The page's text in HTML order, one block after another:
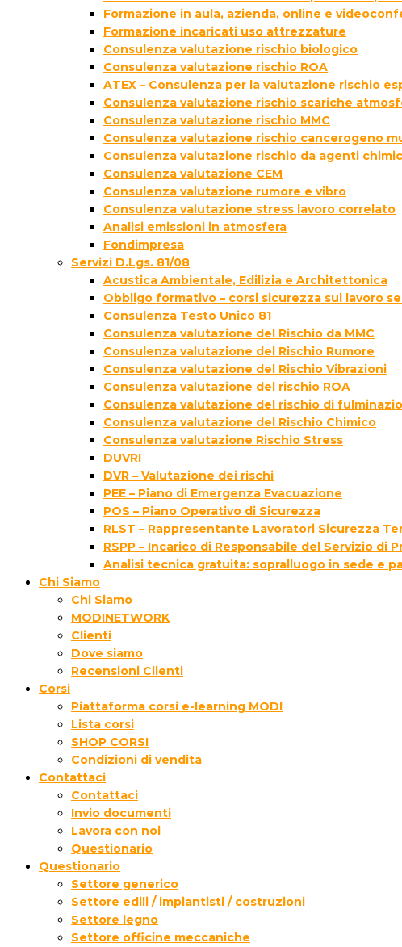
Formazione in aula, azienda, online e
Formazione incaricati uso attrezzature
Consulenza valutazione rischio biologico
Consulenza valutazione rischio ROA
ATEX – Consulenza per la valutazione rischio
Consulenza valutazione rischio scariche
Consulenza valutazione rischio MMC
Consulenza valutazione rischio cancerogeno
Consulenza valutazione rischio da agenti
Consulenza valutazione CEM
Consulenza valutazione rumore e vibro
Consulenza valutazione stress lavoro correlato
Analisi emissioni in atmosfera
Fondimpresa
Servizi D.Lgs. 81/08
Acustica Ambientale, Edilizia e Architettonica
Obbligo formativo – corsi sicurezza sul lavoro
Consulenza Testo Unico 81
Consulenza valutazione del Rischio da MMC
Consulenza valutazione del Rischio Rumore
Consulenza valutazione del Rischio Vibrazioni
Consulenza valutazione del rischio ROA
Consulenza valutazione del rischio di
Consulenza valutazione del Rischio Chimico
Consulenza valutazione Rischio Stress
DUVRI
DVR – Valutazione dei rischi
PEE – Piano di Emergenza Evacuazione
POS – Piano Operativo di Sicurezza
RLST – Rappresentante Lavoratori Sicurezza
RSPP – Incarico di Responsabile del Servizio di
Analisi tecnica gratuita: sopralluogo in sede e
Chi Siamo
Chi Siamo
MODINETWORK
Clienti
Dove siamo
Recensioni Clienti
Corsi
Piattaforma corsi e-learning MODI
Lista corsi
SHOP CORSI
Condizioni di vendita
Contattaci
Contattaci
Invio documenti
Lavora con noi
Questionario
Questionario
Settore generico
Settore edili / impiantisti / costruzioni
Settore legno
Settore officine meccaniche